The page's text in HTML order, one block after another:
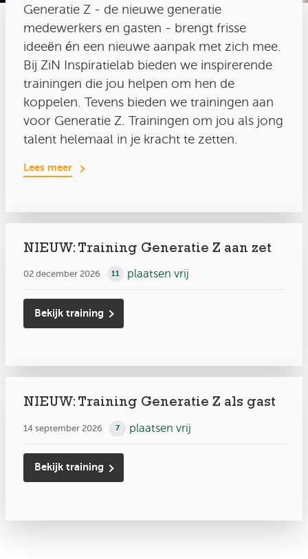
Generatie Z - de nieuwe generatie
medewerkers en gasten - brengt frisse
ideeën én een nieuwe aanpak met zich mee.
Bij ZiN Inspiratielab bieden we inspirerende
trainingen die jou helpen om hen de
koppelen. Tevens bieden we trainingen aan
voor Generatie Z. Trainingen om jou als jong
talent helemaal in je kracht te zetten.
Lees meer
NIEUW: Training Generatie Z aan zet
02 december 2026 11 plaatsen vrij
Bekijk training
NIEUW: Training Generatie Z als gast
14 september 2026 7 plaatsen vrij
Bekijk training